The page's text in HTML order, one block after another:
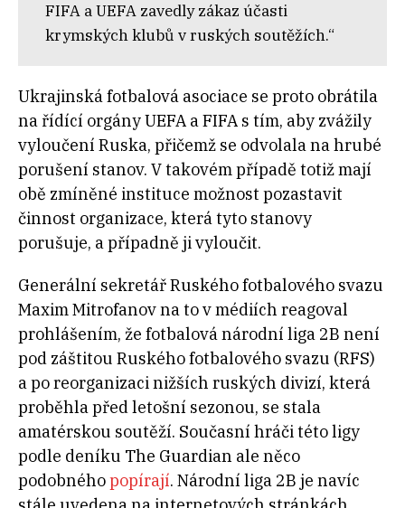
FIFA a UEFA zavedly zákaz účasti
krymských klubů v ruských soutěžích.“
Ukrajinská fotbalová asociace se proto obrátila
na řídící orgány UEFA a FIFA s tím, aby zvážily
vyloučení Ruska, přičemž se odvolala na hrubé
porušení stanov. V takovém případě totiž mají
obě zmíněné instituce možnost pozastavit
činnost organizace, která tyto stanovy
porušuje, a případně ji vyloučit.
Generální sekretář Ruského fotbalového svazu
Maxim Mitrofanov na to v médiích reagoval
prohlášením, že fotbalová národní liga 2B není
pod záštitou Ruského fotbalového svazu (RFS)
a po reorganizaci nižších ruských divizí, která
proběhla před letošní sezonou, se stala
amatérskou soutěží. Současní hráči této ligy
podle deníku The Guardian ale něco
podobnéhopopírají. Národní liga 2B je navíc